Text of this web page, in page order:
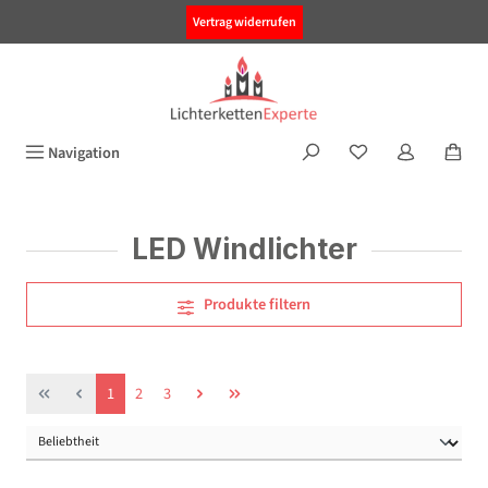
Vertrag widerrufen
Navigation
LED Windlichter
Produkte filtern
Seite
1 Seite
2 Seite
3